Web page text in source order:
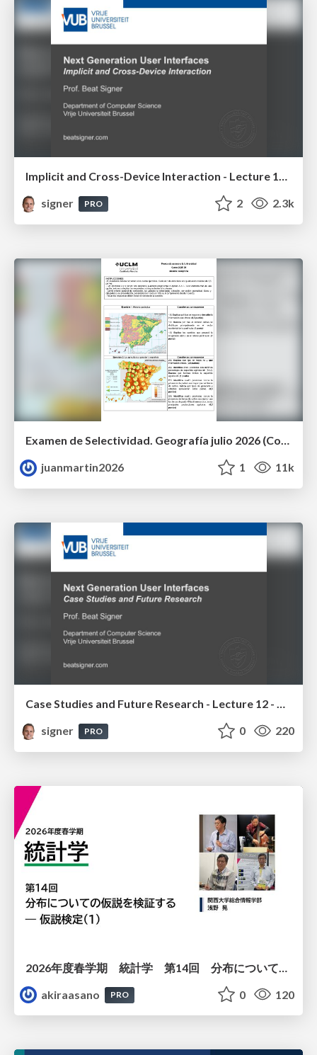
Implicit and Cross-Device Interaction - Lecture 10 - Next Generation User Interfaces (4018166FNR)
signer
PRO 2 2.3k
juanmartin2026
1 11k
Case Studies and Future Research - Lecture 12 - Next Generation User Interfaces (4018166FNR)
signer
PRO 0 220
akiraasano
PRO 0 120